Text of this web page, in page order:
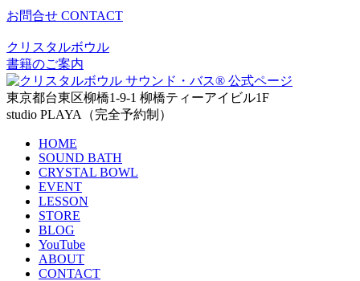
お問合せ CONTACT
クリスタルボウル
書籍のご案内
東京都台東区柳橋1-9-1 柳橋ティーアイビル1F
studio PLAYA（完全予約制）
HOME
SOUND BATH
CRYSTAL BOWL
EVENT
LESSON
STORE
BLOG
YouTube
ABOUT
CONTACT